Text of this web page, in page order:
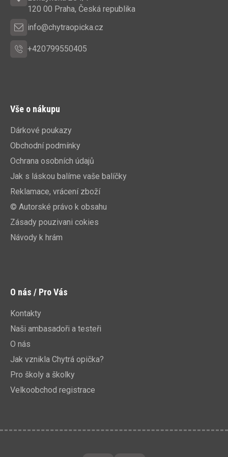
120 00 Praha, Česká republika
info@chytraopicka.cz
+420799550405
Vše o nákupu
Dárkové poukazy
Obchodní podmínky
Ochrana osobních údajů
Jak s láskou balíme vaše balíčky
Reklamace, vrácení zboží
© Autorské právo k obsahu
Zásady pouzivani cokies
Návody k hrám
O nás / Pro Vás
Kontakty
Naši ambasadoři a testeři
O nás
Jak vznikla Chytrá opička?
Pro školy a školky
Velkoobchod registrace